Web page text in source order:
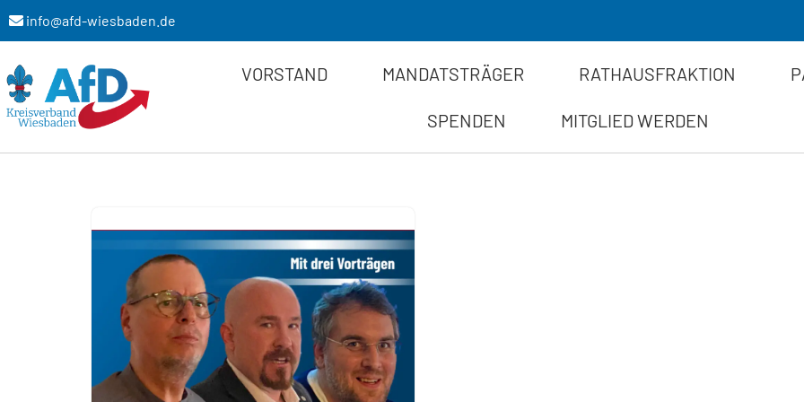
Inhalt
springen
info@afd-wiesbaden.de
VORSTAND MANDATSTRÄGER RATHAUSFRAKTION
SPENDEN MITGLIED WERDEN